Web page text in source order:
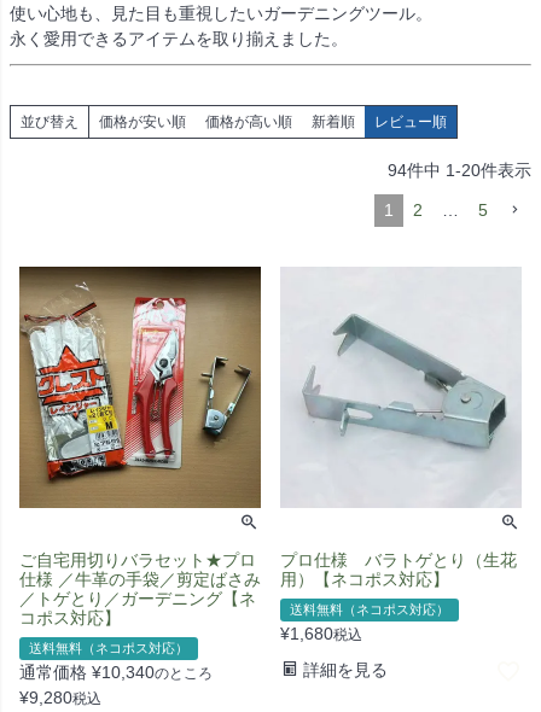
使い心地も、見た目も重視したいガーデニングツール。
永く愛用できるアイテムを取り揃えました。
並び替え 価格が安い順 価格が高い順 新着順 レビュー順
94件中 1-20件表示
1 2 … 5
ご自宅用切りバラセット★プロ
仕様 ／牛革の手袋／剪定ばさみ
／トゲとり／ガーデニング【ネ
コポス対応】
送料無料（ネコポス対応）
通常価格 ¥10,340のところ
¥9,280税込
プロ仕様 バラトゲとり（生花
用）【ネコポス対応】
送料無料（ネコポス対応）
¥1,680税込
詳細を見る